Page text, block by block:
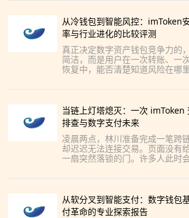
从冷钱包到智能风控：imToken
率与行业进化的比较评测
真正决定数字资产钱包竞争力的
简洁，而是用户在一次转账、一
恢复中，能否清楚知道风险在哪
当链上灯塔熄灭：一次 imToken
排查与数字支付未来
凌晨两点，林川准备完成一笔跨
却迟迟无法连接交易。页面没有
一扇突然落锁的门。许多人此时
理，应从链、网
从软分叉到智能支付：数字钱包
付革命的专业探索报告